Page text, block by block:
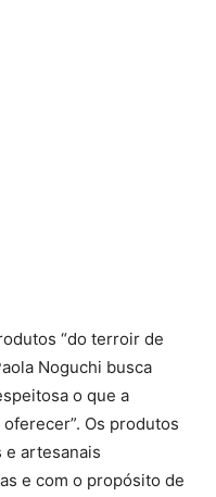
“do terroir de
Noguchi busca
o que a
Os produtos
e artesanais
e com o propósito de